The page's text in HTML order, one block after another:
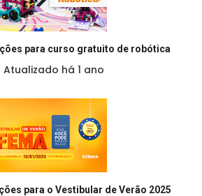
para curso gratuito de robótica
Atualizado há 1 ano
para o Vestibular de Verão 2025